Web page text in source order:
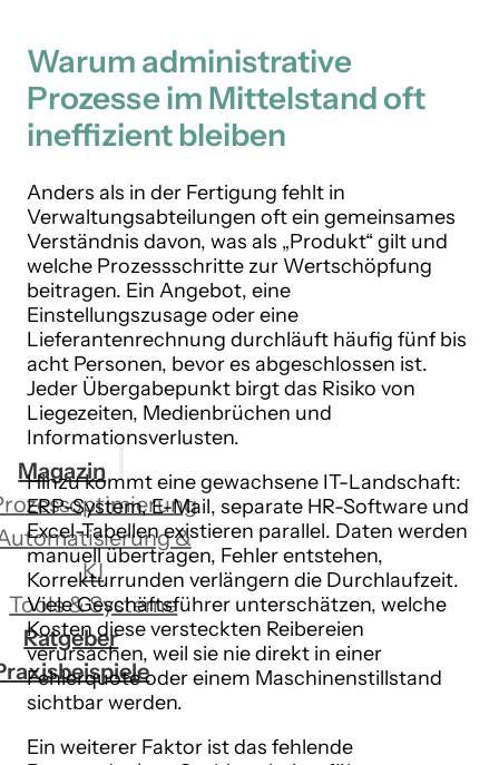
Magazin
&
KI
Tools & Systeme
Ratgeber
Warum administrative
Prozesse im Mittelstand oft
ineffizient bleiben
Anders als in der Fertigung fehlt in
Verwaltungsabteilungen oft ein gemeinsames
Verständnis davon, was als „Produkt“ gilt und
welche Prozessschritte zur Wertschöpfung
beitragen. Ein Angebot, eine
Einstellungszusage oder eine
Lieferantenrechnung durchläuft häufig fünf bis
acht Personen, bevor es abgeschlossen ist.
Jeder Übergabepunkt birgt das Risiko von
Liegezeiten, Medienbrüchen und
Informationsverlusten.
Hinzu kommt eine gewachsene IT-Landschaft:
ERP-System, E-Mail, separate HR-Software und
Excel-Tabellen existieren parallel. Daten werden
manuell übertragen, Fehler entstehen,
Korrekturrunden verlängern die Durchlaufzeit.
Viele Geschäftsführer unterschätzen, welche
Kosten diese versteckten Reibereien
verursachen, weil sie nie direkt in einer
Fehlerquote oder einem Maschinenstillstand
sichtbar werden.
Ein weiterer Faktor ist das fehlende